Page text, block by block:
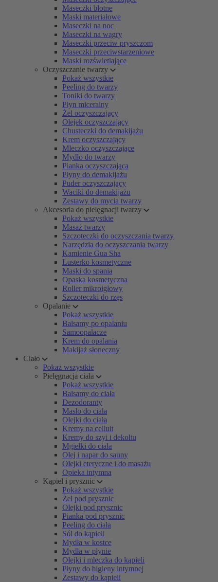
Maseczki błotne
Maski materiałowe
Maseczki na noc
Maseczki na wągry
Maseczki przeciw pryszczom
Maseczki przeciwstarzeniowe
Maski rozświetlające
Oczyszczanie twarzy
Pokaż wszystkie
Peeling do twarzy
Toniki do twarzy
Płyn miceralny
Żel oczyszczający
Olejek oczyszczający
Chusteczki do demakijażu
Krem oczyszczający
Mleczko oczyszczające
Mydło do twarzy
Pianka oczyszczająca
Płyny do demakijażu
Puder oczyszczający
Waciki do demakijażu
Zestawy do mycia twarzy
Akcesoria do pielęgnacji twarzy
Pokaż wszystkie
Masaż twarzy
Szczoteczki do oczyszczania twarzy
Narzędzia do oczyszczania twarzy
Kamienie Gua Sha
Lusterko kosmetyczne
Maski do spania
Opaska kosmetyczna
Roller mikroigłowy
Szczoteczki do rzęs
Opalanie
Pokaż wszystkie
Balsamy po opalaniu
Samoopalacze
Krem do opalania
Makijaż słoneczny
Ciało
Pokaż wszystkie
Pielęgnacja ciała
Pokaż wszystkie
Balsamy do ciała
Dezodoranty
Masło do ciała
Olejki do ciała
Kremy na celluit
Kremy do szyi i dekoltu
Mgiełki do ciała
Olej i napar do sauny
Olejki eteryczne i do masażu
Opieka intymna
Kąpiel i prysznic
Pokaż wszystkie
Żel pod prysznic
Olejki pod prysznic
Pianka pod prysznic
Peeling do ciała
Sól do kąpieli
Mydła w kostce
Mydła w płynie
Olejki i mleczka do kąpieli
Płyny do higieny intymnej
Zestawy do kąpieli